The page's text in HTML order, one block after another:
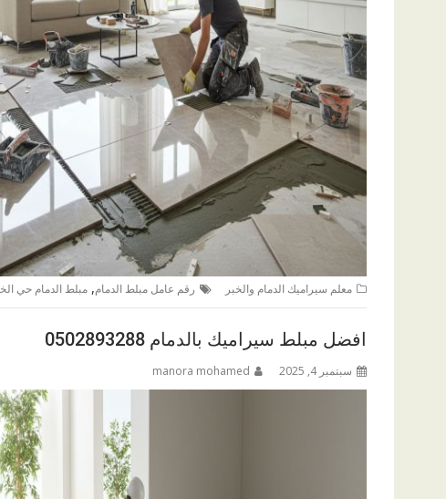
معلم سيراميك الدمام والخبر رقم عامل مبلط الدمام, مبلط الدمام حي
افضل مبلط سيراميك بالدمام 0502893288
سبتمبر 4, 2025 manora mohamed